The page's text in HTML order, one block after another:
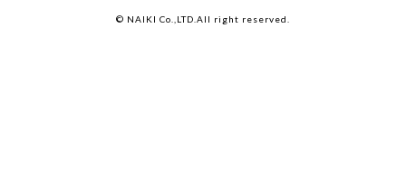
© NAIKI Co.,LTD.All right reserved.